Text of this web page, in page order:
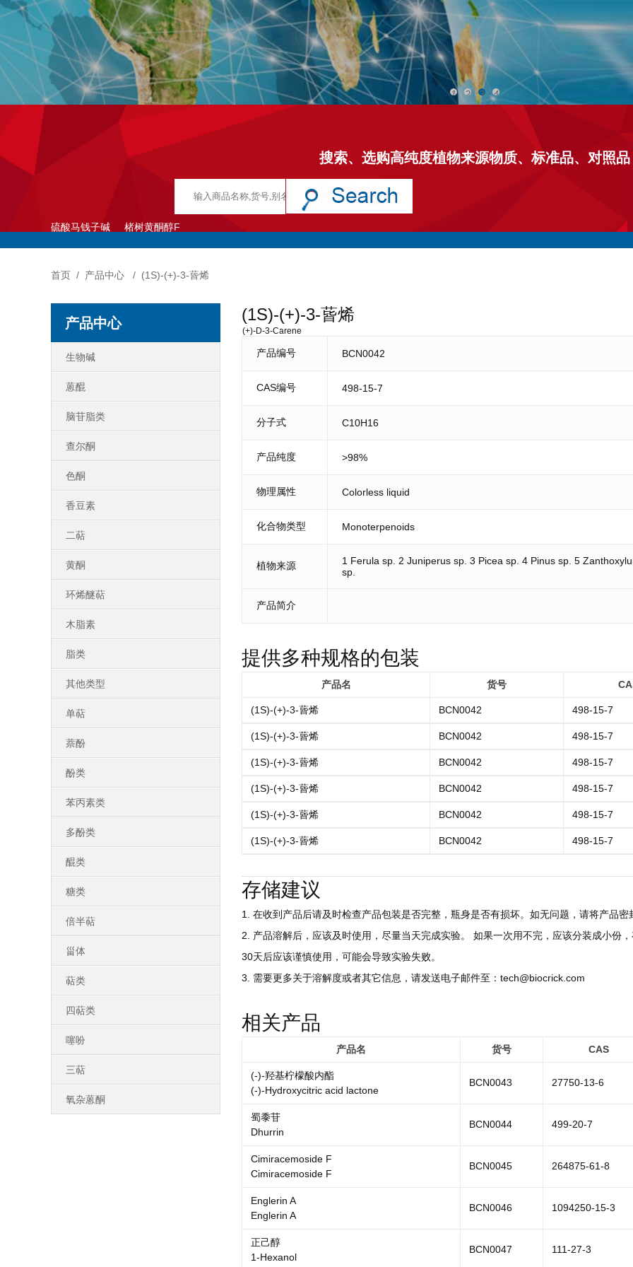
1 2 3 4
搜索、选购高纯度植物来源物质、标准品、对照品
硫酸马钱子碱 楮树黄酮醇F
首页 / 产品中心 / (1S)-(+)-3-蒈烯
产品中心
生物碱
蒽醌
脑苷脂类
查尔酮
色酮
香豆素
二萜
黄酮
环烯醚萜
木脂素
脂类
其他类型
单萜
萘酚
酚类
苯丙素类
多酚类
醌类
糖类
倍半萜
甾体
萜类
四萜类
噻吩
三萜
氧杂蒽酮
(1S)-(+)-3-蒈烯
(+)-D-3-Carene
产品编号 BCN0042
CAS编号 498-15-7
分子式 C10H16
产品纯度 >98%
物理属性 Colorless liquid
化合物类型 Monoterpenoids
植物来源
1 Ferula sp. 2 Juniperus sp. 3 Picea sp. 4 Pinus sp. 5
sp.
产品简介
提供多种规格的包装
产品名 货号
(1S)-(+)-3-蒈烯 BCN0042 498-15-7
(1S)-(+)-3-蒈烯 BCN0042 498-15-7
(1S)-(+)-3-蒈烯 BCN0042 498-15-7
(1S)-(+)-3-蒈烯 BCN0042 498-15-7
(1S)-(+)-3-蒈烯 BCN0042 498-15-7
(1S)-(+)-3-蒈烯 BCN0042 498-15-7
存储建议
1. 在收到产品后请及时检查产品包装是否完整，瓶身是否有损坏。如无问题，请将产品
2. 产品溶解后，应该及时使用，尽量当天完成实验。 如果一次用不完，应该分装成小份
30天后应该谨慎使用，可能会导致实验失败。
3. 需要更多关于溶解度或者其它信息，请发送电子邮件至：tech@biocrick.com
相关产品
产品名 货号 CAS
(-)-羟基柠檬酸内酯
(-)-Hydroxycitric acid lactone
BCN0043 27750-13-6
蜀黍苷
Dhurrin
BCN0044 499-20-7
Cimiracemoside F
Cimiracemoside F
BCN0045 264875-61-8
Englerin A
Englerin A
BCN0046 1094250-15-3
正己醇
1-Hexanol
BCN0047 111-27-3